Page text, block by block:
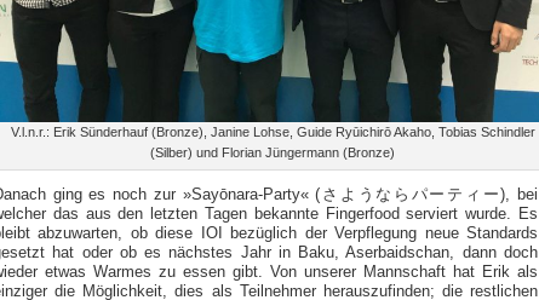
V.l.n.r.: Erik Sünderhauf (Bronze), Janine Lohse, Guide Ryūichirō Akaho, Tobias Schindler
(Silber) und Florian Jüngermann (Bronze)
ging es noch zur »Sayōnara-Party« (さようならパーティー), bei
das aus den letzten Tagen bekannte Fingerfood serviert wurde. Es
abzuwarten, ob diese IOI bezüglich der Verpflegung neue Standards
hat oder ob es nächstes Jahr in Baku, Aserbaidschan, dann doch
etwas Warmes zu essen gibt. Von unserer Mannschaft hat Erik als
die Möglichkeit, dies als Teilnehmer herauszufinden; die restlichen